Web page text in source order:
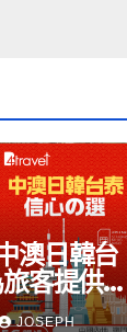
澳日韓台
客提供無
JOSEPH